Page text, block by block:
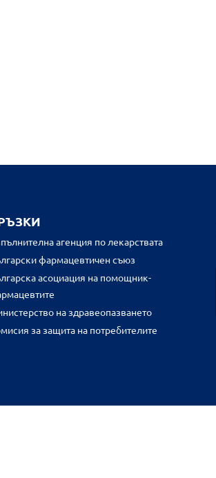
агенция по лекарствата
фармацевтичен съюз
асоциация на помощник-
на здравеопазването
за защита на потребителите